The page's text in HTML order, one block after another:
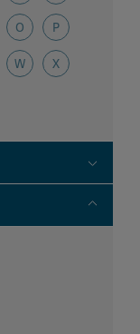
O P
W X
Toggle
Toggle